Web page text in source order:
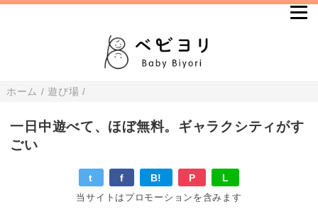
ホーム /遊び場 /
一日中遊べて、ほぼ無料。ギャラクシティがす
ごい
t f B! P L
当サイトはプロモーションを含みます